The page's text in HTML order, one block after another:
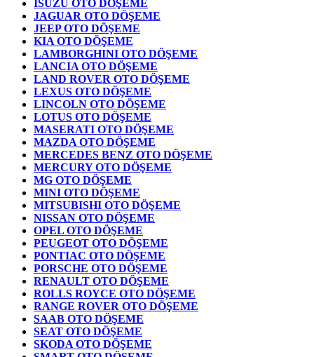
ISUZU OTO DÖŞEME
JAGUAR OTO DÖŞEME
JEEP OTO DÖŞEME
KIA OTO DÖŞEME
LAMBORGHINI OTO DÖŞEME
LANCIA OTO DÖŞEME
LAND ROVER OTO DÖŞEME
LEXUS OTO DÖŞEME
LINCOLN OTO DÖŞEME
LOTUS OTO DÖŞEME
MASERATI OTO DÖŞEME
MAZDA OTO DÖŞEME
MERCEDES BENZ OTO DÖŞEME
MERCURY OTO DÖŞEME
MG OTO DÖŞEME
MINI OTO DÖŞEME
MITSUBISHI OTO DÖŞEME
NISSAN OTO DÖŞEME
OPEL OTO DÖŞEME
PEUGEOT OTO DÖŞEME
PONTIAC OTO DÖŞEME
PORSCHE OTO DÖŞEME
RENAULT OTO DÖŞEME
ROLLS ROYCE OTO DÖŞEME
RANGE ROVER OTO DÖŞEME
SAAB OTO DÖŞEME
SEAT OTO DÖŞEME
SKODA OTO DÖŞEME